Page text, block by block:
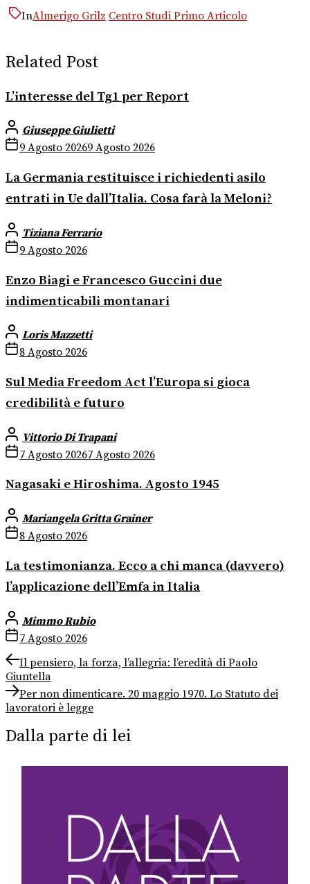
InAlmerigo Grilz Centro Studi Primo Articolo
Related Post
L’interesse del Tg1 per Report
Giuseppe Giulietti
9 Agosto 20269 Agosto 2026
La Germania restituisce i richiedenti asilo
entrati in Ue dall’Italia. Cosa farà la Meloni?
Tiziana Ferrario
9 Agosto 2026
Enzo Biagi e Francesco Guccini due
indimenticabili montanari
Loris Mazzetti
8 Agosto 2026
Sul Media Freedom Act l’Europa si gioca
credibilità e futuro
Vittorio Di Trapani
7 Agosto 20267 Agosto 2026
Nagasaki e Hiroshima. Agosto 1945
Mariangela Gritta Grainer
8 Agosto 2026
La testimonianza. Ecco a chi manca (davvero)
l’applicazione dell’Emfa in Italia
Mimmo Rubio
7 Agosto 2026
Navigazione
articoli
Previous
post:
Il pensiero, la forza, l’allegria: l’eredità di Paolo
Giuntella
Next
post:
Per non dimenticare. 20 maggio 1970. Lo Statuto dei
lavoratori è legge
Dalla parte di lei